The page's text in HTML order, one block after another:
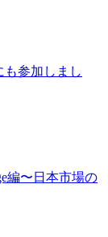
参加しまし
編〜日本市場の